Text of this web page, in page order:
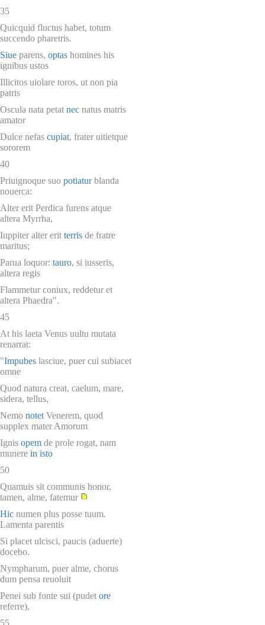
35
Quicquid fluctus habet, totum
succendo pharetris.
Siue parens, optas homines his
ignibus ustos
Illicitos uiolare toros, ut non pia
patris
Oscula nata petat nec natus matris
amator
Dulce nefas cupiat, frater uitietque
sororem
40
Priuignoque suo potiaturblanda
nouerca:
Alter erit Perdica furens atque
altera Myrrha,
Iuppiter alter erit terris de fratre
maritus;
Parua loquor: tauro, si iusseris,
altera regis
Flammetur coniux, reddetur et
altera Phaedra".
45
At his laeta Venus uultu mutata
renarrat:
"Impubes lasciue, puer cui subiacet
omne
Quod natura creat, caelum, mare,
sidera, tellus,
Nemo notet Venerem, quod
supplex mater Amorum
Ignis opem de prole rogat, nam
munere in isto
50
Quamuis sit communis honor,
tamen, alme, fatemur
Hic numen plus posse tuum.
Lamenta parentis
Si placet ulcisci, paucis (aduerte)
docebo.
Nympharum, puer alme, chorus
dum pensa reuoluit
Penei sub fonte sui (pudet ore
referre),
55